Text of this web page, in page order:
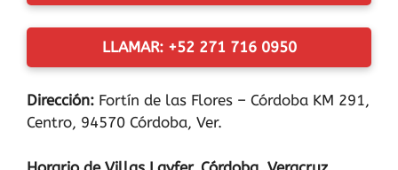
LLAMAR: +52 271 716 0950
Dirección: Fortín de las Flores – Córdoba KM 291,
Centro, 94570 Córdoba, Ver.